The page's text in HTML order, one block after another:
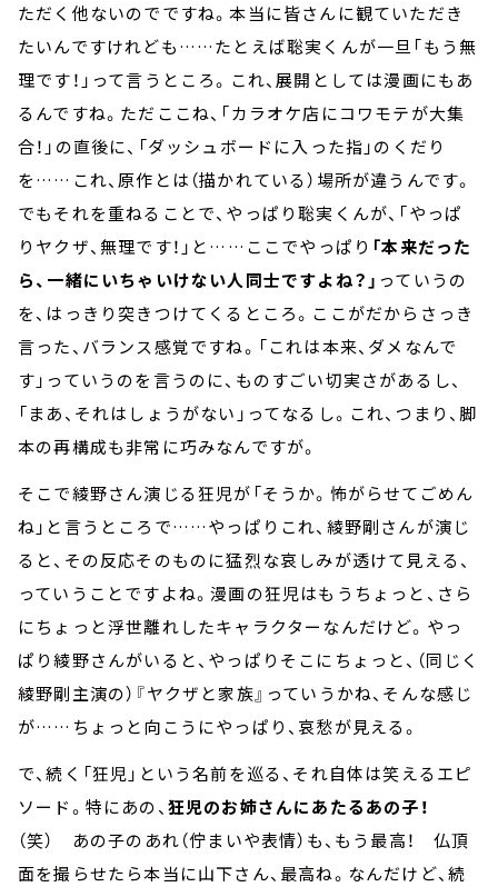
ただく他ないのでですね。本当に皆さんに観ていただき
たいんですけれども……たとえば聡実くんが一旦「もう無
理です！」って言うところ。これ、展開としては漫画にもあ
るんですね。ただここね、「カラオケ店にコワモテが大集
合！」の直後に、「ダッシュボードに入った指」のくだり
を……これ、原作とは（描かれている）場所が違うんです。
でもそれを重ねることで、やっぱり聡実くんが、「やっぱ
りヤクザ、無理です！」と……ここでやっぱり 「本来だった
ら、一緒にいちゃいけない人同士ですよね？」 っていうの
を、はっきり突きつけてくるところ。ここがだからさっき
言った、バランス感覚ですね。「これは本来、ダメなんで
す」っていうのを言うのに、ものすごい切実さがあるし、
「まあ、それはしょうがない」ってなるし。これ、つまり、脚
本の再構成も非常に巧みなんですが。
そこで綾野さん演じる狂児が「そうか。怖がらせてごめん
ね」と言うところで……やっぱりこれ、綾野剛さんが演じ
ると、その反応そのものに猛烈な哀しみが透けて見える、
っていうことですよね。漫画の狂児はもうちょっと、さら
にちょっと浮世離れしたキャラクターなんだけど。やっ
ぱり綾野さんがいると、やっぱりそこにちょっと、（同じく
綾野剛主演の）『ヤクザと家族』っていうかね、そんな感じ
が……ちょっと向こうにやっぱり、哀愁が見える。
で、続く「狂児」という名前を巡る、それ自体は笑えるエピ
ソード。特にあの、狂児のお姉さんにあたるあの子！
（笑） あの子のあれ（佇まいや表情）も、もう最高！ 仏頂
面を撮らせたら本当に山下さん、最高ね。なんだけど、続